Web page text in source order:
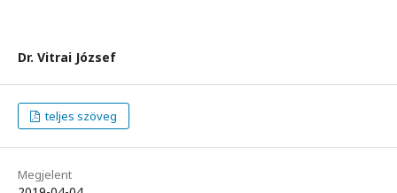
Dr. Vitrai József
teljes szöveg
Megjelent